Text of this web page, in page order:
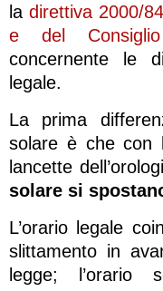
la direttiva 2000/
e del
concernente le
legale.
La prima
solare è che con
lancette
solare si
L’orario legale
slittamento in
legge; l’orario